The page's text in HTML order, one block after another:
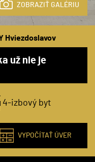
ZOBRAZIŤ GALÉRIU
Hviezdoslavov
už nie je
4-izbový byt
VYPOČÍTAŤ ÚVER